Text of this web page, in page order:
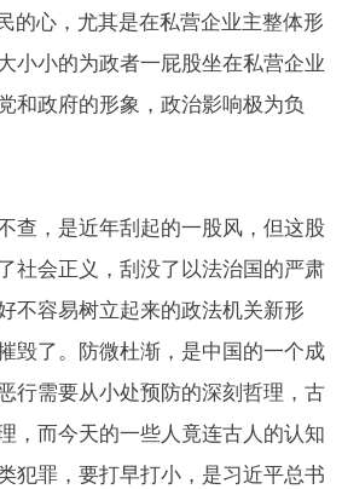
的心，尤其是在私营企业主整体形
小小的为政者一屁股坐在私营企业
和政府的形象，政治影响极为负
查，是近年刮起的一股风，但这股
社会正义，刮没了以法治国的严肃
不容易树立起来的政法机关新形
毁了。防微杜渐，是中国的一个成
行需要从小处预防的深刻哲理，古
，而今天的一些人竟连古人的认知
犯罪，要打早打小，是习近平总书